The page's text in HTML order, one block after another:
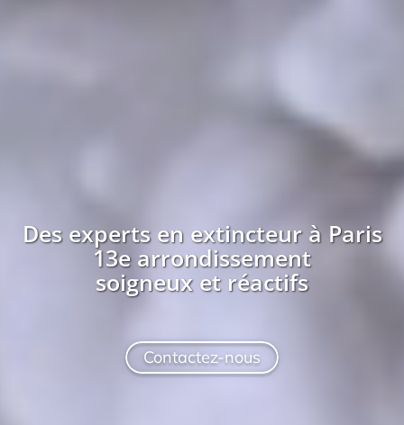
Des experts en extincteur à Paris
13e arrondissement
soigneux et réactifs
Contactez-nous